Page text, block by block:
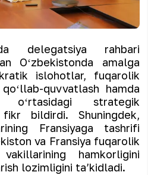
delegatsiya rahbari
Oʻzbekistonda amalga
islohotlar, fuqarolik
quvvatlash hamda
oʻrtasidagi strategik
bildirdi. Shuningdek,
Fransiyaga tashrifi
va Fransiya fuqarolik
hamkorligini
lozimligini taʼkidladi.